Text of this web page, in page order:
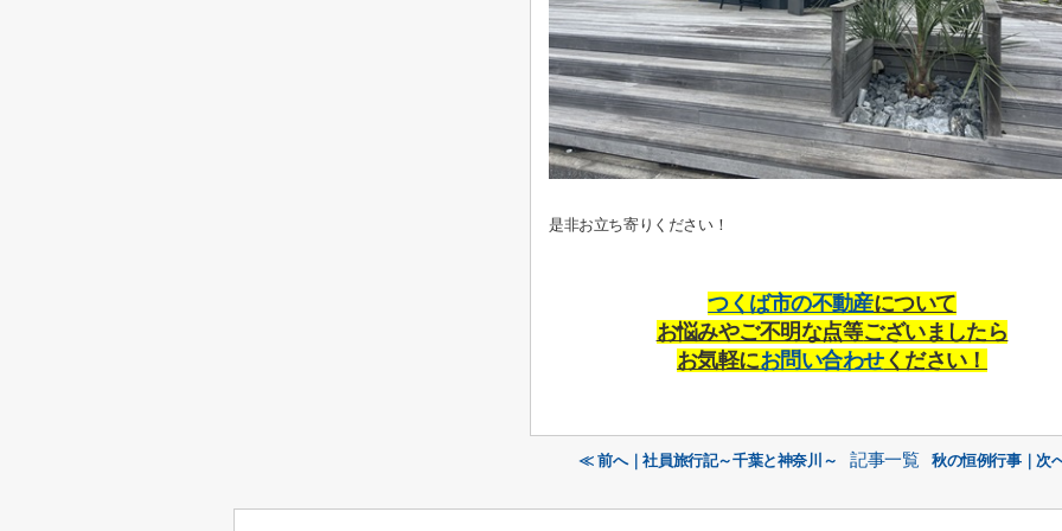
是非お立ち寄りください！
つくば市の不動産について
お悩みやご不明な点等ございましたら
お気軽にお問い合わせください！
≪ 前へ｜社員旅行記～千葉と神奈川～ 記事一覧 秋の恒例行事｜次